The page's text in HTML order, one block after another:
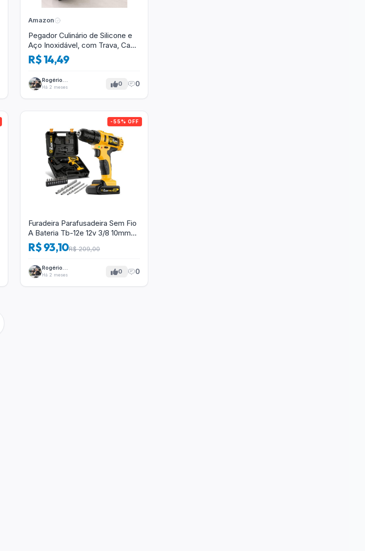
Amazon
Pegador Culinário de Silicone e
Aço Inoxidável, com Trava, Cabo
Antiderrapante, Multiuso, Preto,
de 28 cm, Para salada, pastas,
R$ 14,49
Rogério
Tavares
Há 2 meses 0 0
-55% OFF
Furadeira Parafusadeira Sem Fio
A Bateria Tb-12e 12v 3/8 10mm
Com Maleta E Acessórios The
Black Tools
R$ 93,10R$ 209,00
Rogério
Tavares
Há 2 meses 0 0